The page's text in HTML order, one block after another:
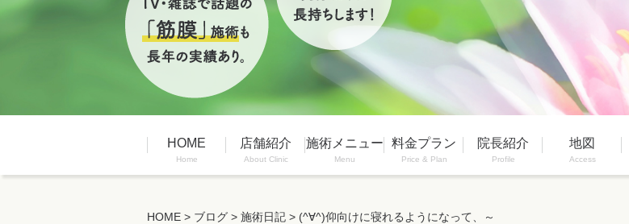
HOME
Home
店舗紹介
About Clinic
施術メニュー
Menu
料金プラン
Price & Plan
院長紹介
Profile
地図
Access
HOME > ブログ > 施術日記 > (^∀^)仰向けに寝れるようになって、～